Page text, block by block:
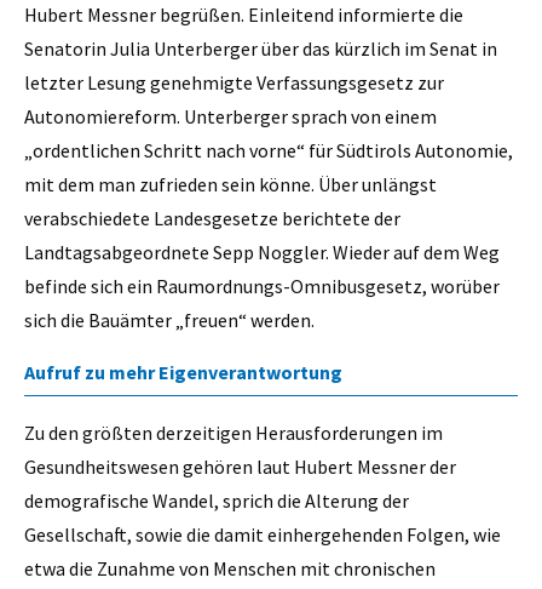
Hubert Messner begrüßen. Einleitend informierte die
Senatorin Julia Unterberger über das kürzlich im Senat in
letzter Lesung genehmigte Verfassungsgesetz zur
Autonomiereform. Unterberger sprach von einem
„ordentlichen Schritt nach vorne“ für Südtirols Autonomie,
mit dem man zufrieden sein könne. Über unlängst
verabschiedete Landesgesetze berichtete der
Landtagsabgeordnete Sepp Noggler. Wieder auf dem Weg
befinde sich ein Raumordnungs-Omnibusgesetz, worüber
sich die Bauämter „freuen“ werden.
Aufruf zu mehr Eigenverantwortung
Zu den größten derzeitigen Herausforderungen im
Gesundheitswesen gehören laut Hubert Messner der
demografische Wandel, sprich die Alterung der
Gesellschaft, sowie die damit einhergehenden Folgen, wie
etwa die Zunahme von Menschen mit chronischen